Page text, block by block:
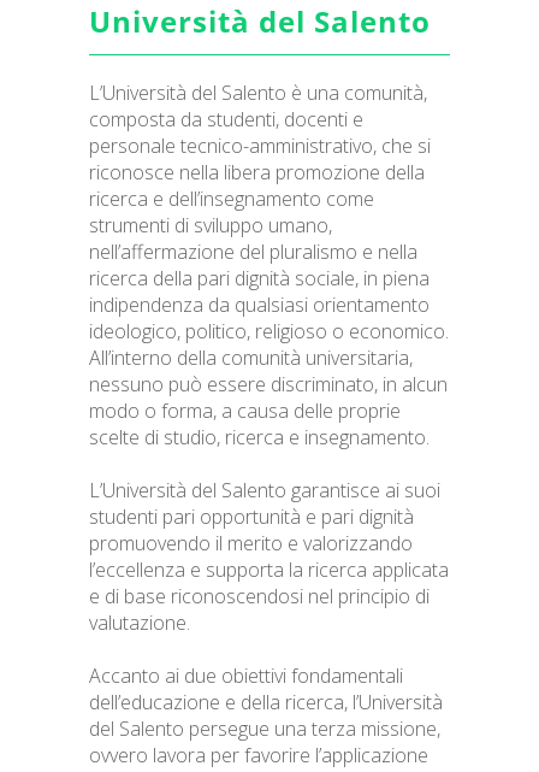
Università del Salento
L’Università del Salento è una comunità,
composta da studenti, docenti e
personale tecnico-amministrativo, che si
riconosce nella libera promozione della
ricerca e dell’insegnamento come
strumenti di sviluppo umano,
nell’affermazione del pluralismo e nella
ricerca della pari dignità sociale, in piena
indipendenza da qualsiasi orientamento
ideologico, politico, religioso o economico.
All’interno della comunità universitaria,
nessuno può essere discriminato, in alcun
modo o forma, a causa delle proprie
scelte di studio, ricerca e insegnamento.
L’Università del Salento garantisce ai suoi
studenti pari opportunità e pari dignità
promuovendo il merito e valorizzando
l’eccellenza e supporta la ricerca applicata
e di base riconoscendosi nel principio di
valutazione.
Accanto ai due obiettivi fondamentali
dell’educazione e della ricerca, l’Università
del Salento persegue una terza missione,
ovvero lavora per favorire l’applicazione